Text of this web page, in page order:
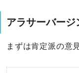
アラサーバー
まずは肯定派の意